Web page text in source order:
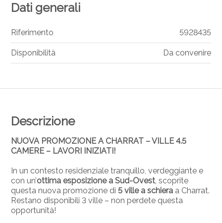
Descrizione
NUOVA PROMOZIONE A CHARRAT – VILLE 4.5
CAMERE – LAVORI INIZIATI!
In un contesto residenziale tranquillo, verdeggiante e
con un’ottima esposizione a Sud-Ovest, scoprite
questa nuova promozione di5 ville a schiera a Charrat.
Restano disponibili 3 ville – non perdete questa
opportunità!
Dati generali
Riferimento 5928435
Disponibilità Da convenire